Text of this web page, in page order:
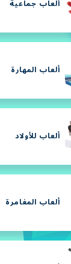
ألعاب جماعية
ألعاب المهارة
ألعاب للأولاد
ألعاب المغامرة